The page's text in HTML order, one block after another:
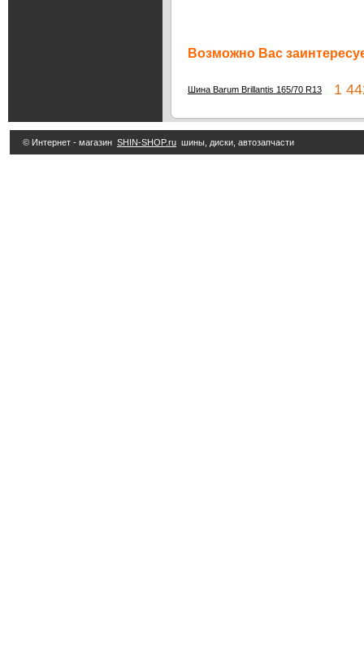
Возможно Вас
Шина Barum Brillantis 165/70 R13 1
© Интернет - магазин SHIN-SHOP.ru шины, диски, автозапчасти